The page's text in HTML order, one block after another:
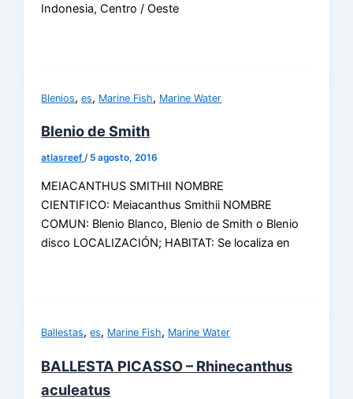
Indonesia, Centro / Oeste
Blenios,es, Marine Fish, Marine Water
Blenio de Smith
atlasreef/ 5 agosto, 2016
MEIACANTHUS SMITHII NOMBRE
CIENTIFICO: Meiacanthus Smithii NOMBRE
COMUN: Blenio Blanco, Blenio de Smith o Blenio
disco LOCALIZACIÓN; HABITAT: Se localiza en
Ballestas,es, Marine Fish, Marine Water
BALLESTA PICASSO – Rhinecanthus
aculeatus